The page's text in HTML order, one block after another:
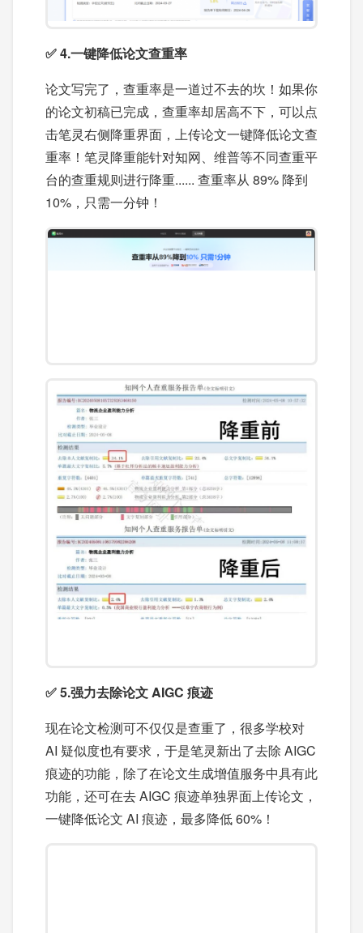
✅ 4.一键降低论文查重率
论文写完了，查重率是一道过不去的坎！如果你
的论文初稿已完成，查重率却居高不下，可以点
击笔灵右侧降重界面，上传论文一键降低论文查
重率！笔灵降重能针对知网、维普等不同查重平
台的查重规则进行降重...... 查重率从 89% 降到
10%，只需一分钟！
✅ 5.强力去除论文 AIGC 痕迹
现在论文检测可不仅仅是查重了，很多学校对
AI 疑似度也有要求，于是笔灵新出了去除 AIGC
痕迹的功能，除了在论文生成增值服务中具有此
功能，还可在去 AIGC 痕迹单独界面上传论文，
一键降低论文 AI 痕迹，最多降低 60%！